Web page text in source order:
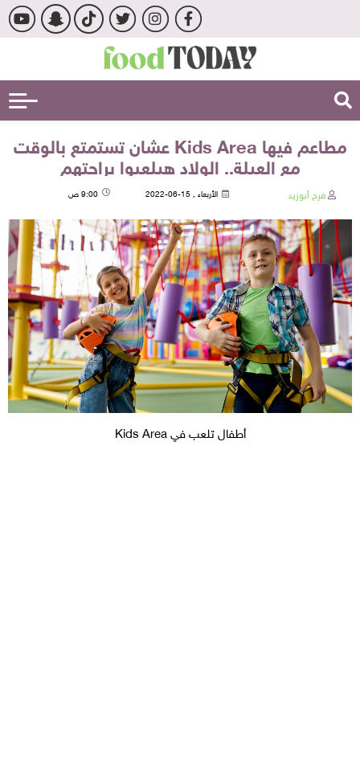
مطاعم فيها Kids Area عشان تستمتع بالوقت
مع العيلة.. الولاد هيلعبوا براحتهم
فرح أبوزيد الأربعاء , 15-06-2022 9:00 ص
أطفال تلعب في Kids Area